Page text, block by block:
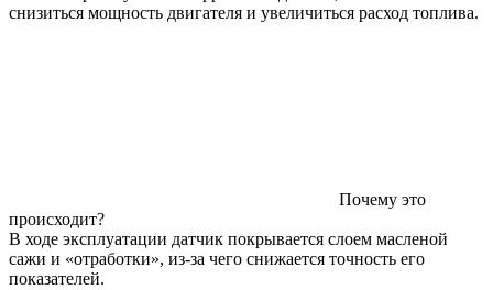
снизиться мощность двигателя и увеличиться расход топлива.
Почему это
происходит?
В ходе эксплуатации датчик покрывается слоем масленой
сажи и «отработки», из-за чего снижается точность его
показателей.